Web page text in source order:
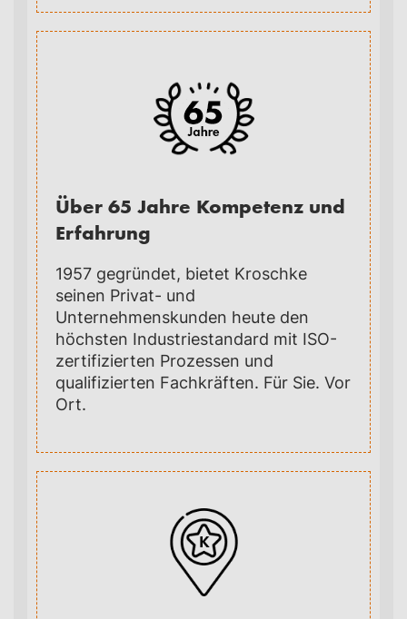
Über 65 Jahre Kompetenz und
Erfahrung
1957 gegründet, bietet Kroschke
seinen Privat- und
Unternehmenskunden heute den
höchsten Industriestandard mit ISO-
zertifizierten Prozessen und
qualifizierten Fachkräften. Für Sie. Vor
Ort.